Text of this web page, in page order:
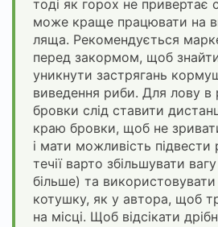
тоді як горох не привертає
може краще працювати на
ляща. Рекомендується
перед закормом, щоб
уникнути застрягань
виведення риби. Для лову в
бровки слід ставити
краю бровки, щоб не
і мати можливість підвести
течії варто збільшувати
більше) та
котушку, як у автора, щоб
на місці. Щоб відсікати